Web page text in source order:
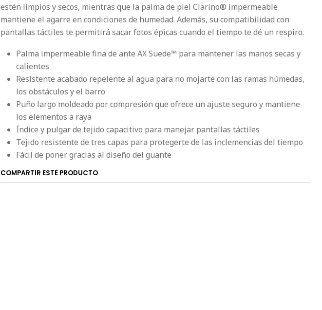
estén limpios y secos, mientras que la palma de piel Clarino® impermeable
mantiene el agarre en condiciones de humedad. Además, su compatibilidad con
pantallas táctiles te permitirá sacar fotos épicas cuando el tiempo te dé un respiro.
Palma impermeable fina de ante AX Suede™ para mantener las manos secas y
calientes
Resistente acabado repelente al agua para no mojarte con las ramas húmedas,
los obstáculos y el barro
Puño largo moldeado por compresión que ofrece un ajuste seguro y mantiene
los elementos a raya
Índice y pulgar de tejido capacitivo para manejar pantallas táctiles
Tejido resistente de tres capas para protegerte de las inclemencias del tiempo
Fácil de poner gracias al diseño del guante
COMPARTIR ESTE PRODUCTO